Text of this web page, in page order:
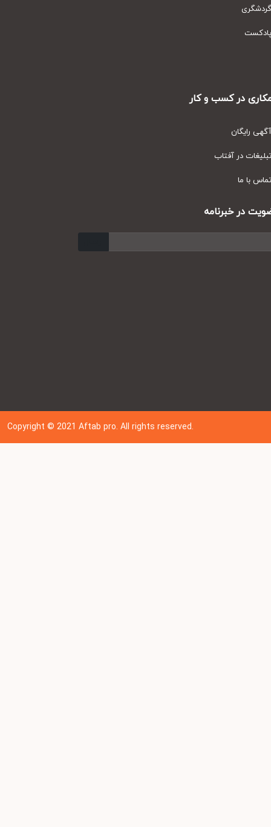
در کسب و کار
رایگان
در آفتاب
با ما
در خبرنامه
Copyright © 202 1Aftab pro. All rights reserved.